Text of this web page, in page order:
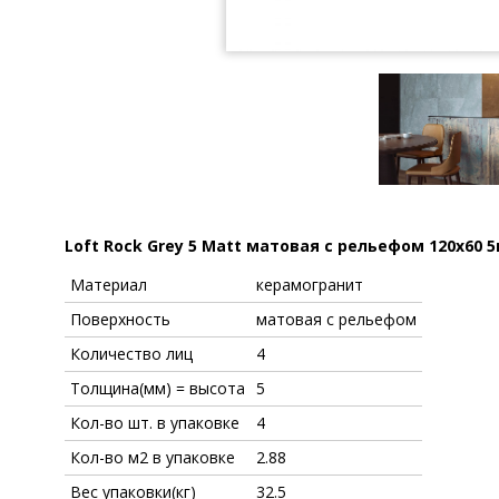
Loft Rock Grey 5 Matt матовая с рельефом 120x60
Материал
керамогранит
Поверхность
матовая с рельефом
Количество лиц
4
Толщина(мм) = высота 5
Кол-во шт. в упаковке
4
Кол-во м2 в упаковке
2.88
Вес упаковки(кг)
32.5